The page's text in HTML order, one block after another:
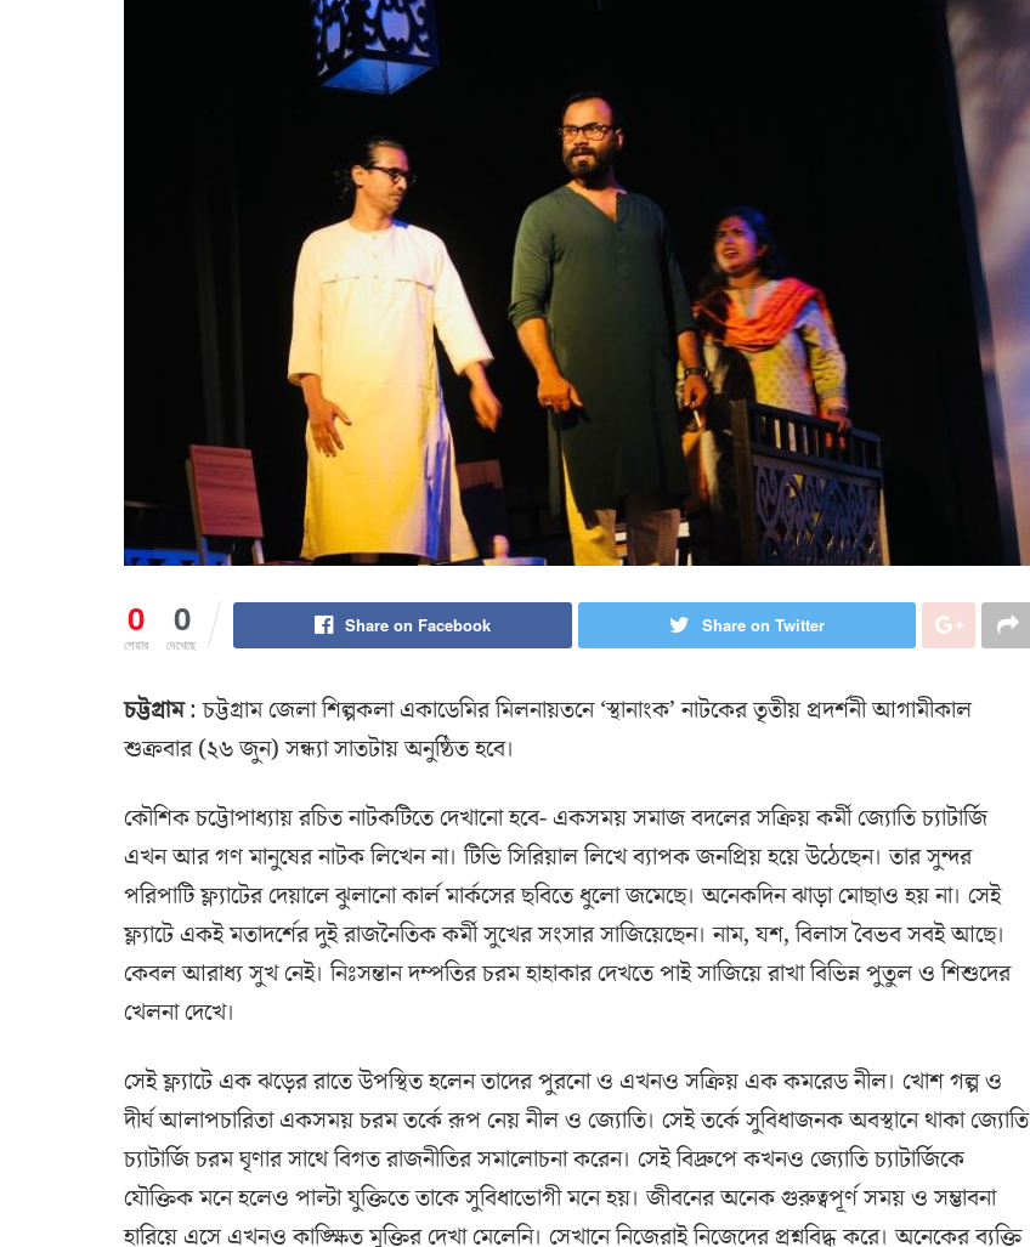
0
শেয়ার
0
দেখেছে
Share on Facebook Share on Twitter
চট্টগ্রাম: চট্টগ্রাম জেলা শিল্পকলা একাডেমির মিলনায়তনে ‘স্থানাংক’ নাটকের তৃতীয় প্রদর্শনী আগামীকাল
শুক্রবার (২৬ জুন) সন্ধ্যা সাতটায় অনুষ্ঠিত হবে।
কৌশিক চট্টোপাধ্যায় রচিত নাটকটিতে দেখানো হবে- একসময় সমাজ বদলের সক্রিয় কর্মী জ্যোতি চ্যাটার্জি
এখন আর গণ মানুষের নাটক লিখেন না। টিভি সিরিয়াল লিখে ব্যাপক জনপ্রিয় হয়ে উঠেছেন। তার সুন্দর
পরিপাটি ফ্ল্যাটের দেয়ালে ঝুলানো কার্ল মার্কসের ছবিতে ধুলো জমেছে। অনেকদিন ঝাড়া মোছাও হয় না। সেই
ফ্ল্যাটে একই মতাদর্শের দুই রাজনৈতিক কর্মী সুখের সংসার সাজিয়েছেন। নাম, যশ, বিলাস বৈভব সবই আছে।
কেবল আরাধ্য সুখ নেই। নিঃসন্তান দম্পতির চরম হাহাকার দেখতে পাই সাজিয়ে রাখা বিভিন্ন পুতুল ও শিশুদের
খেলনা দেখে।
সেই ফ্ল্যাটে এক ঝড়ের রাতে উপস্থিত হলেন তাদের পুরনো ও এখনও সক্রিয় এক কমরেড নীল। খোশ গল্প ও
দীর্ঘ আলাপচারিতা একসময় চরম তর্কে রূপ নেয় নীল ও জ্যোতি। সেই তর্কে সুবিধাজনক অবস্থানে থাকা জ্যোতি
চ্যাটার্জি চরম ঘৃণার সাথে বিগত রাজনীতির সমালোচনা করেন। সেই বিদ্রুপে কখনও জ্যোতি চ্যাটার্জিকে
যৌক্তিক মনে হলেও পাল্টা যুক্তিতে তাকে সুবিধাভোগী মনে হয়। জীবনের অনেক গুরুত্বপূর্ণ সময় ও সম্ভাবনা
হারিয়ে এসে এখনও কাঙ্ক্ষিত মুক্তির দেখা মেলেনি। সেখানে নিজেরাই নিজেদের প্রশ্নবিদ্ধ করে। অনেকের ব্যক্তি